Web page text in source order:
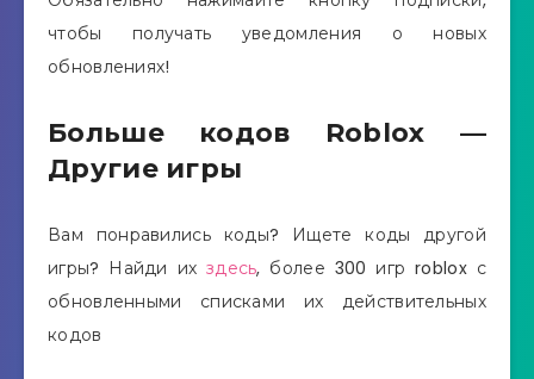
чтобы получать уведомления о новых
обновлениях!
Больше кодов Roblox —
Другие игры
Вам понравились коды? Ищете коды другой
игры? Найди их здесь, более 300 игр roblox с
обновленными списками их действительных
кодов